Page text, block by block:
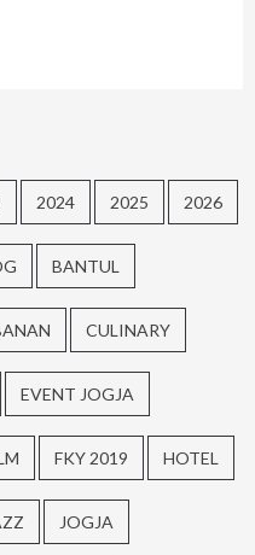
2024 2025 2026
BANTUL
CULINARY
EVENT JOGJA
FKY 2019 HOTEL
JOGJA